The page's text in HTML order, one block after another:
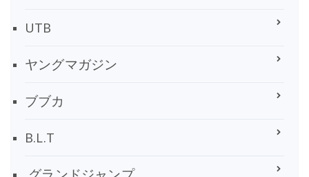
UTB
ヤングマガジン
ブブカ
B.L.T